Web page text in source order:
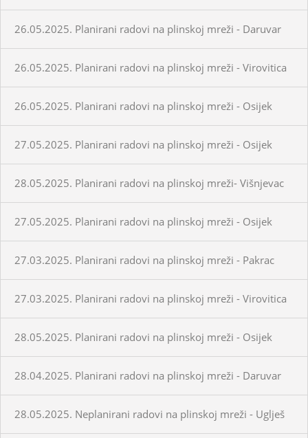
26.05.2025. Planirani radovi na plinskoj mreži - Daruvar
26.05.2025. Planirani radovi na plinskoj mreži - Virovitica
26.05.2025. Planirani radovi na plinskoj mreži - Osijek
27.05.2025. Planirani radovi na plinskoj mreži - Osijek
28.05.2025. Planirani radovi na plinskoj mreži- Višnjevac
27.05.2025. Planirani radovi na plinskoj mreži - Osijek
27.03.2025. Planirani radovi na plinskoj mreži - Pakrac
27.03.2025. Planirani radovi na plinskoj mreži - Virovitica
28.05.2025. Planirani radovi na plinskoj mreži - Osijek
28.04.2025. Planirani radovi na plinskoj mreži - Daruvar
28.05.2025. Neplanirani radovi na plinskoj mreži - Uglješ